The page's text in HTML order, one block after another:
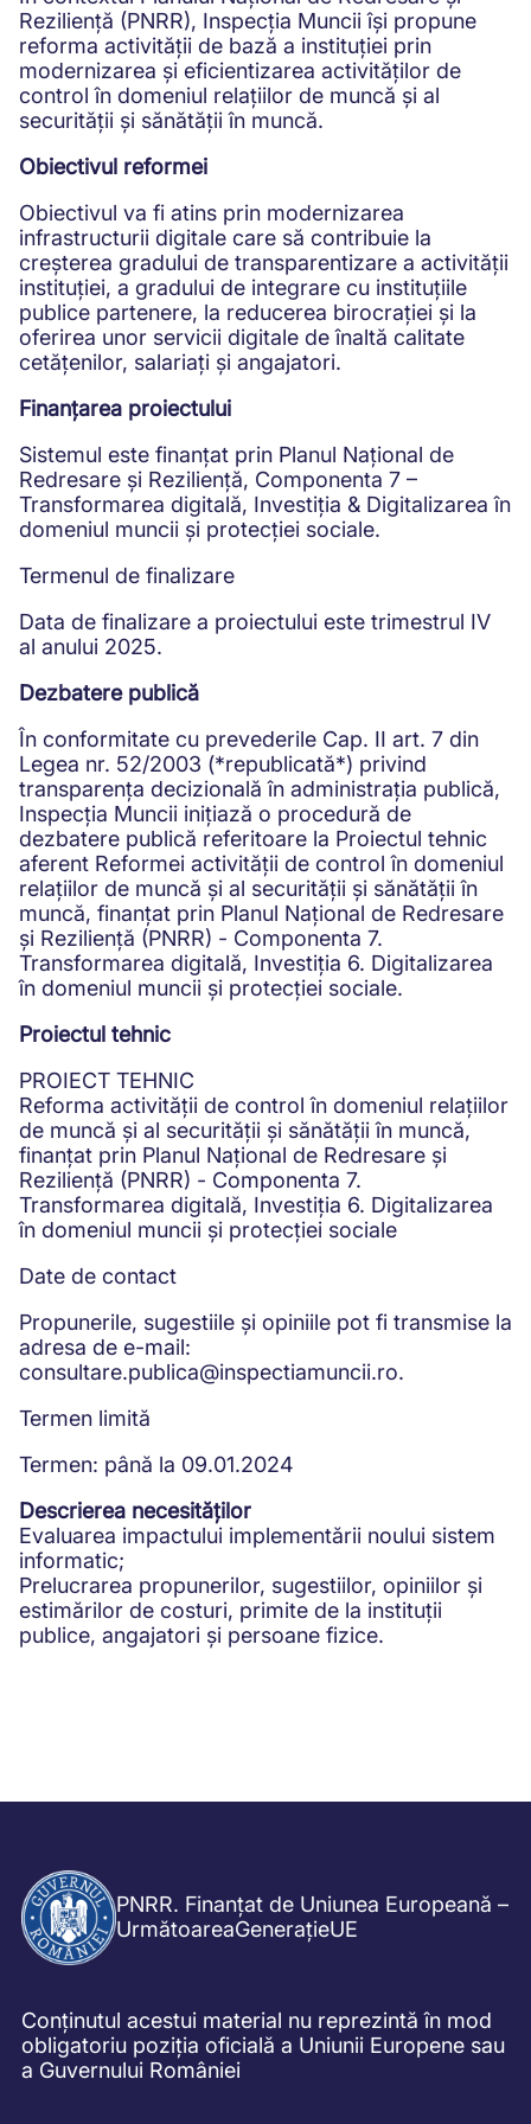
Reziliență (PNRR), Inspecția Muncii își propune
reforma activității de bază a instituției prin
modernizarea și eficientizarea activităților de
control în domeniul relațiilor de muncă și al
securității și sănătății în muncă.
Obiectivul reformei
Obiectivul va fi atins prin modernizarea
infrastructurii digitale care să contribuie la
creșterea gradului de transparentizare a activității
instituției, a gradului de integrare cu instituțiile
publice partenere, la reducerea birocrației și la
oferirea unor servicii digitale de înaltă calitate
cetățenilor, salariați și angajatori.
Finanțarea proiectului
Sistemul este finanțat prin Planul Național de
Redresare și Reziliență, Componenta 7 –
Transformarea digitală, Investiția & Digitalizarea în
domeniul muncii și protecției sociale.
Termenul de finalizare
Data de finalizare a proiectului este trimestrul IV
al anului 2025.
Dezbatere publică
În conformitate cu prevederile Cap. II art. 7 din
Legea nr. 52/2003 (*republicată*) privind
transparența decizională în administrația publică,
Inspecția Muncii inițiază o procedură de
dezbatere publică referitoare la Proiectul tehnic
aferent Reformei activității de control în domeniul
relațiilor de muncă și al securității și sănătății în
muncă, finanțat prin Planul Național de Redresare
și Reziliență (PNRR) - Componenta 7.
Transformarea digitală, Investiția 6. Digitalizarea
în domeniul muncii și protecției sociale.
Proiectul tehnic
PROIECT TEHNIC
Reforma activității de control în domeniul relațiilor
de muncă și al securității și sănătății în muncă,
finanțat prin Planul Național de Redresare și
Reziliență (PNRR) - Componenta 7.
Transformarea digitală, Investiția 6. Digitalizarea
în domeniul muncii și protecției sociale
Date de contact
Propunerile, sugestiile și opiniile pot fi transmise la
adresa de e-mail:
consultare.publica@inspectiamuncii.ro.
Termen limită
Termen: până la 09.01.2024
Descrierea necesităților
Evaluarea impactului implementării noului sistem
informatic;
Prelucrarea propunerilor, sugestiilor, opiniilor și
estimărilor de costuri, primite de la instituții
publice, angajatori și persoane fizice.
PNRR. Finanțat de Uniunea Europeană –
UrmătoareaGenerațieUE
Conținutul acestui material nu reprezintă în mod
obligatoriu poziția oficială a Uniunii Europene sau
a Guvernului României